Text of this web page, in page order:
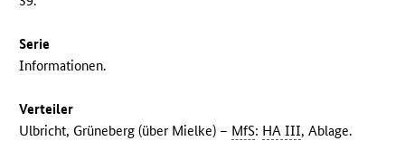
Serie
Informationen.
Verteiler
Ulbricht, Grüneberg (über Mielke) – MfS: HA III, Ablage.